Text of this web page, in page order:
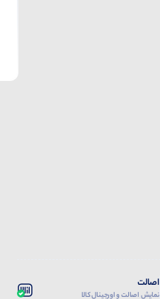
اصالت
نمایش اصالت و اورجینال کالا